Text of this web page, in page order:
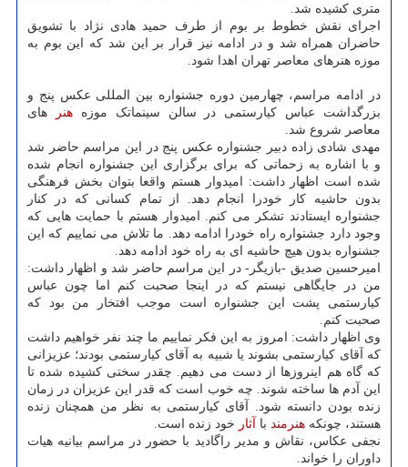
متری کشیده شد.
اجرای نقش خطوط بر بوم از طرف حمید هادی نژاد با تشویق
حاضران همراه شد و در ادامه نیز قرار بر این شد که این بوم به
موزه هنرهای معاصر تهران اهدا شود.
در ادامه مراسم، چهارمین دوره جشنواره بین المللی عکس پنج و
بزرگداشت عباس کیارستمی در سالن سینماتک موزههنر
های
معاصر شروع شد.
مهدی شادی زاده دبیر جشنواره عکس پنج در این مراسم حاضر شد
و با اشاره به زحماتی که برای برگزاری این جشنواره انجام شده
شده است اظهار داشت: امیدوار هستم واقعا بتوان بخش فرهنگی
بدون حاشیه کار خودرا انجام دهد. از تمام کسانی که در کنار
جشنواره ایستادند تشکر می کنم. امیدوار هستم با حمایت هایی که
وجود دارد جشنواره راه خودرا ادامه دهد. ما تلاش می نماییم که این
جشنواره بدون هیچ حاشیه ای به راه خود ادامه دهد.
امیرحسین صدیق -بازیگر- در این مراسم حاضر شد و اظهار داشت:
من در جایگاهی نیستم که در اینجا صحبت کنم اما چون عباس
کیارستمی پشت این جشنواره است موجب افتخار من بود که
صحبت کنم.
وی اظهار داشت: امروز به این فکر نماییم ما چند نفر خواهیم داشت
که آقای کیارستمی بشوند یا شبیه به آقای کیارستمی بودند؛ عزیزانی
که گاه هم اینروزها از دست می دهیم. چقدر سختی کشیده شده تا
این آدم ها ساخته شوند. چه خوب است که قدر این عزیزان در زمان
زنده بودن دانسته شود. آقای کیارستمی به نظر من همچنان زنده
هستند، چونکه هنرمند با آثار خود زنده است.
نجفی عکاس، نقاش و مدیر راگادید با حضور در مراسم بیانیه هیات
داوران را خواند.